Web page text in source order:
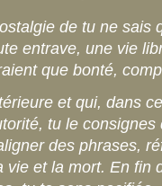
de tu ne sais
entrave, une vie
que bonté,
et qui, dans
tu le
des phrases,
et la mort. En fin